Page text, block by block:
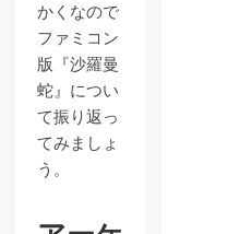
かくなので
ファミコン
版『沙羅曼
蛇』につい
て振り返っ
てみましょ
う。